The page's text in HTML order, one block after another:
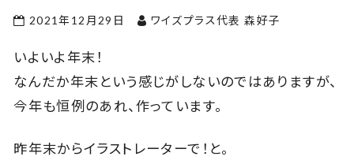
2021年12月29日 ワイズプラス代表 森好子
いよいよ年末！
なんだか年末という感じがしないのではありますが、
今年も恒例のあれ、作っています。
昨年末からイラストレーターで！と。